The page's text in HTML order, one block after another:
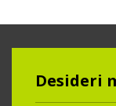
Desideri